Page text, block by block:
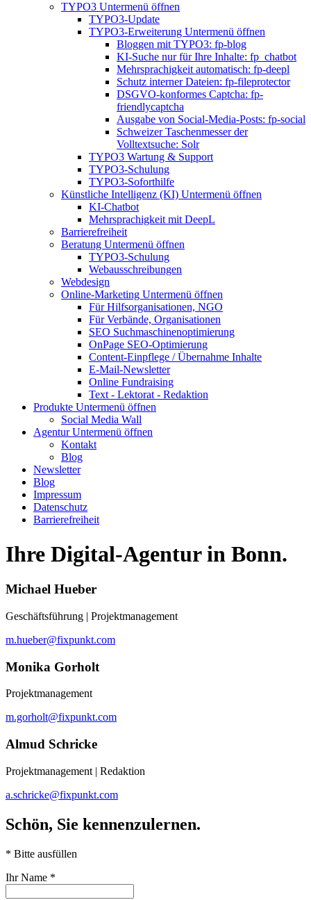
TYPO3 Untermenü öffnen
TYPO3-Update
TYPO3-Erweiterung Untermenü öffnen
Bloggen mit TYPO3: fp-blog
KI-Suche nur für Ihre Inhalte: fp_chatbot
Mehrsprachigkeit automatisch: fp-deepl
Schutz interner Dateien: fp-fileprotector
DSGVO-konformes Captcha: fp-
friendlycaptcha
Ausgabe von Social-Media-Posts: fp-social
Schweizer Taschenmesser der
Volltextsuche: Solr
TYPO3 Wartung & Support
TYPO3-Schulung
TYPO3-Soforthilfe
Künstliche Intelligenz (KI) Untermenü öffnen
KI-Chatbot
Mehrsprachigkeit mit DeepL
Barrierefreiheit
Beratung Untermenü öffnen
TYPO3-Schulung
Webausschreibungen
Webdesign
Online-Marketing Untermenü öffnen
Für Hilfsorganisationen, NGO
Für Verbände, Organisationen
SEO Suchmaschinenoptimierung
OnPage SEO-Optimierung
Content-Einpflege / Übernahme Inhalte
E-Mail-Newsletter
Online Fundraising
Text - Lektorat - Redaktion
Produkte Untermenü öffnen
Social Media Wall
AgenturUntermenü öffnen
Kontakt
Blog
Newsletter
Blog
Impressum
Datenschutz
Barrierefreiheit
Ihre Digital-Agentur in Bonn.
Michael Hueber
Geschäftsführung | Projektmanagement
m.hueber@fixpunkt.com
Monika Gorholt
Projektmanagement
m.gorholt@fixpunkt.com
Almud Schricke
Projektmanagement | Redaktion
a.schricke@fixpunkt.com
Schön, Sie kennenzulernen.
* Bitte ausfüllen
Ihr Name *